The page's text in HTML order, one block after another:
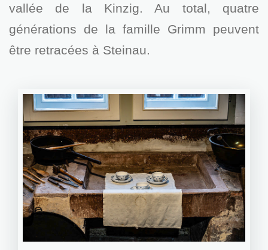
vallée de la Kinzig. Au total, quatre
générations de la famille Grimm peuvent
être retracées à Steinau.